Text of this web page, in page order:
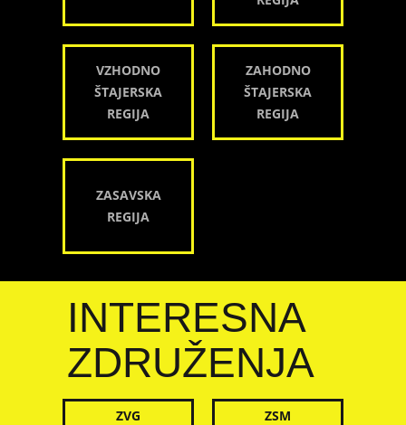
VZHODNO
ŠTAJERSKA
REGIJA
ZAHODNO
ŠTAJERSKA
REGIJA
ZASAVSKA
REGIJA
INTERESNA
ZDRUŽENJA
ZVG ZSM